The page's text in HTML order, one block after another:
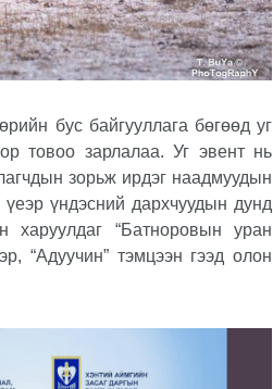
бус байгууллага бөгөөд уг
товоо зарлалаа.Уг эвент нь
зорьж ирдэг наадмуудын
үндэсний дархчуудын дунд
харуулдаг “Батноровын уран
“Адуучин” тэмцээн гээд олон